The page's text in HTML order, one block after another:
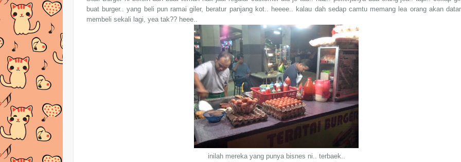
buat burger.. yang beli pun ramai giler, beratur panjang kot.. heeee.. kalau dah sedap camtu memang lea orang akan
membeli sekali lagi, yea tak?? heee..
inilah mereka yang punya bisnes ni.. terbaek..